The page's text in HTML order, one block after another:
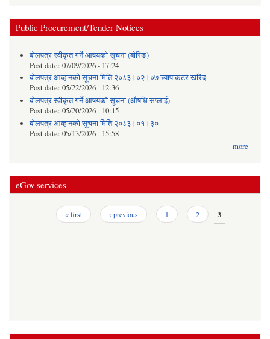
Public Procurement/Tender Notices
बोलपत्र स्वीकृत गर्ने आषयको सूचना (बोरिङ)
Post date: 07/09/2026 - 17:24
बोलपत्र आव्हानको सूचना मिति २०८३।०२।०७ च्यापाकटर खरिद
Post date: 05/22/2026 - 12:36
बोलपत्र स्वीकृत गर्ने आषयको सूचना (औषधि सप्लाई)
Post date: 05/20/2026 - 10:15
बोलपत्र आव्हानको सूचना मिति २०८३।०१।३०
Post date: 05/13/2026 - 15:58
more
eGov services
« first ‹ previous 1 2 3